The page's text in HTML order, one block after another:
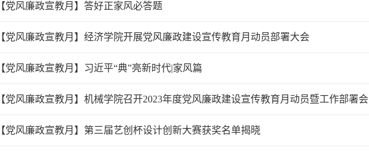
【党风廉政宣教月】答好正家风必答题
【党风廉政宣教月】经济学院开展党风廉政建设宣传教育月动员部署大会
【党风廉政宣教月】习近平“典”亮新时代|家风篇
【党风廉政宣教月】机械学院召开2023年度党风廉政建设宣传教育月动员暨工作部署会
【党风廉政宣教月】第三届艺创杯设计创新大赛获奖名单揭晓